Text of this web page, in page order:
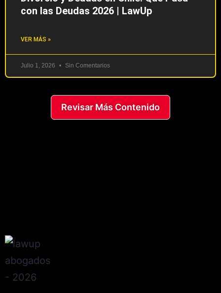
con las Deudas 2026 | LawUp
VER MÁS »
Julio 1, 2026 Sin Comentarios
Revisar Más Contenido